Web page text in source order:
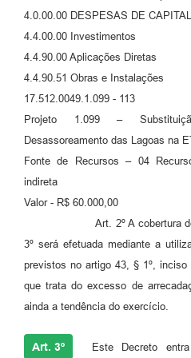
4.0.00.00 DESPESAS DE CAPITAL
4.4.00.00 Investimentos
4.4.90.00 Aplicações Diretas
4.4.90.51 Obras e Instalações
17.512.0049.1.099 - 113
Projeto 1.099 –
Desassoreamento das Lagoas na
Fonte de Recursos – 04
indireta
Valor - R$ 60.000,00
Art. 2º A cobertura do
3º será efetuada mediante a
previstos no artigo 43, § 1º,
que trata do excesso de
ainda a tendência do exercício.
Art. 3º Este Decreto